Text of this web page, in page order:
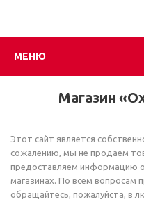
МЕНЮ
Магазин
Этот сайт является
сожалению, мы не продаем
предоставляем информацию
магазинах. По всем вопросам
обращайтесь, пожалуйста, в